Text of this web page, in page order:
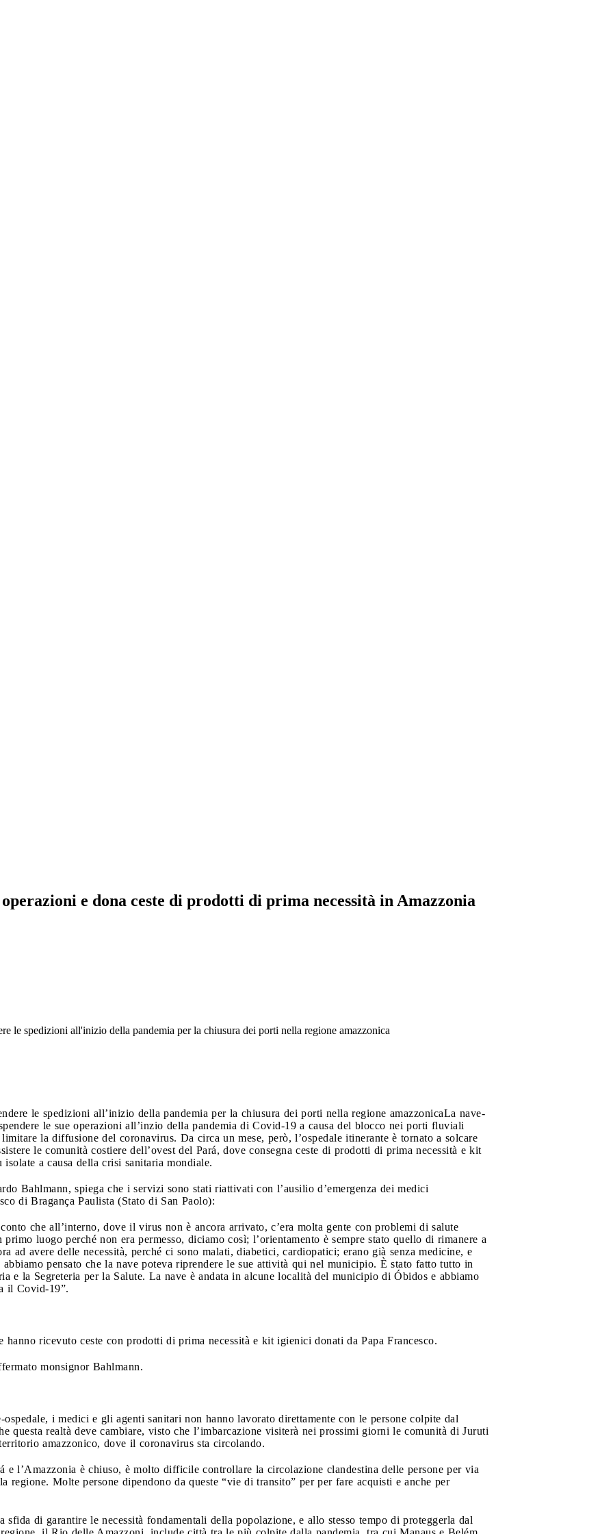
e dona ceste di prodotti di prima necessità in Amazzonia
le spedizioni all'inizio della pandemia per la chiusura dei porti nella regione amazzonica
le spedizioni all’inizio della pandemia per la chiusura dei porti nella regione amazzonicaLa nave-
le sue operazioni all’inzio della pandemia di Covid-19 a causa del blocco nei porti fluviali
la diffusione del coronavirus. Da circa un mese, però, l’ospedale itinerante è tornato a solcare
le comunità costiere dell’ovest del Pará, dove consegna ceste di prodotti di prima necessità e kit
a causa della crisi sanitaria mondiale.
Bahlmann, spiega che i servizi sono stati riattivati con l’ausilio d’emergenza dei medici
di Bragança Paulista (Stato di San Paolo):
che all’interno, dove il virus non è ancora arrivato, c’era molta gente con problemi di salute
luogo perché non era permesso, diciamo così; l’orientamento è sempre stato quello di rimanere a
ad avere delle necessità, perché ci sono malati, diabetici, cardiopatici; erano già senza medicine, e
abbiamo pensato che la nave poteva riprendere le sue attività qui nel municipio. È stato fatto tutto in
e la Segreteria per la Salute. La nave è andata in alcune località del municipio di Óbidos e abbiamo
il Covid-19”.
hanno ricevuto ceste con prodotti di prima necessità e kit igienici donati da Papa Francesco.
monsignor Bahlmann.
i medici e gli agenti sanitari non hanno lavorato direttamente con le persone colpite dal
questa realtà deve cambiare, visto che l’imbarcazione visiterà nei prossimi giorni le comunità di Juruti
amazzonico, dove il coronavirus sta circolando.
e l’Amazzonia è chiuso, è molto difficile controllare la circolazione clandestina delle persone per via
regione. Molte persone dipendono da queste “vie di transito” per per fare acquisti e anche per
di garantire le necessità fondamentali della popolazione, e allo stesso tempo di proteggerla dal